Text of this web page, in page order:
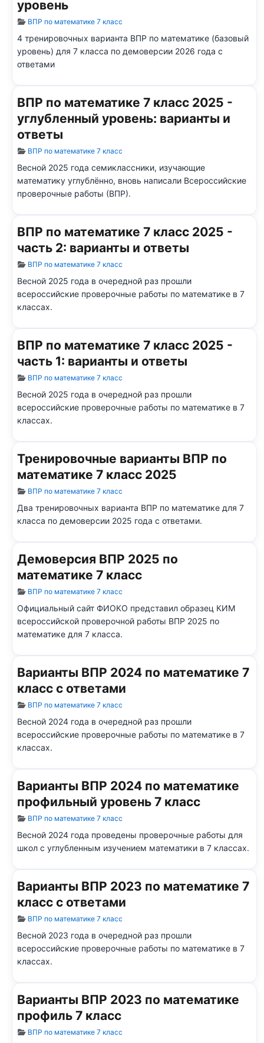
уровень
Информация о материале
ВПР по математике 7 класс
4 тренировочных варианта ВПР по математике (базовый
уровень) для 7 класса по демоверсии 2026 года с
ответами
ВПР по математике 7 класс 2025 -
углубленный уровень: варианты и
ответы
Информация о материале
ВПР по математике 7 класс
Весной 2025 года семиклассники, изучающие
математику углублённо, вновь написали Всероссийские
проверочные работы (ВПР).
ВПР по математике 7 класс 2025 -
часть 2: варианты и ответы
Информация о материале
ВПР по математике 7 класс
Весной 2025 года в очередной раз прошли
всероссийские проверочные работы по математике в 7
классах.
ВПР по математике 7 класс 2025 -
часть 1: варианты и ответы
Информация о материале
ВПР по математике 7 класс
Весной 2025 года в очередной раз прошли
всероссийские проверочные работы по математике в 7
классах.
Тренировочные варианты ВПР по
математике 7 класс 2025
Информация о материале
ВПР по математике 7 класс
Два тренировочных варианта ВПР по математике для 7
класса по демоверсии 2025 года с ответами.
Демоверсия ВПР 2025 по
математике 7 класс
Информация о материале
ВПР по математике 7 класс
Официальный сайт ФИОКО представил образец КИМ
всероссийской проверочной работы ВПР 2025 по
математике для 7 класса.
Варианты ВПР 2024 по математике 7
класс с ответами
Информация о материале
ВПР по математике 7 класс
Весной 2024 года в очередной раз прошли
всероссийские проверочные работы по математике в 7
классах.
Варианты ВПР 2024 по математике
профильный уровень 7 класс
Информация о материале
ВПР по математике 7 класс
Весной 2024 года проведены проверочные работы для
школ с углубленным изучением математики в 7 классах.
Варианты ВПР 2023 по математике 7
класс с ответами
Информация о материале
ВПР по математике 7 класс
Весной 2023 года в очередной раз прошли
всероссийские проверочные работы по математике в 7
классах.
Варианты ВПР 2023 по математике
профиль 7 класс
Информация о материале
ВПР по математике 7 класс